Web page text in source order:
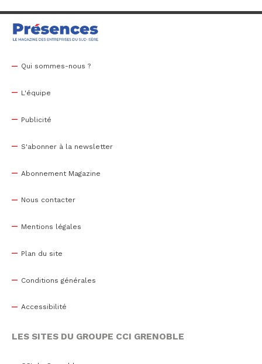
Qui sommes-nous ?
L'équipe
Publicité
S'abonner à la newsletter
Abonnement Magazine
Nous contacter
Mentions légales
Plan du site
Conditions générales
Accessibilité
LES SITES DU GROUPE CCI GRENOBLE